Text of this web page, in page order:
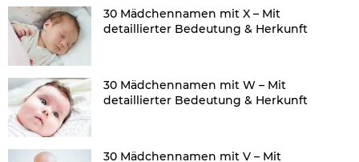
30 Mädchennamen mit X – Mit
detaillierter Bedeutung & Herkunft
30 Mädchennamen mit W – Mit
detaillierter Bedeutung & Herkunft
30 Mädchennamen mit V – Mit